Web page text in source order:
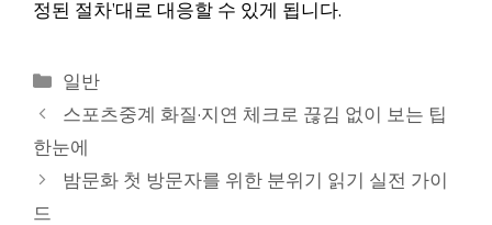
정된 절차’대로 대응할 수 있게 됩니다.
카
테
리
일반
스포츠중계 화질·지연 체크로 끊김 없이 보는 팁
한눈에
밤문화 첫 방문자를 위한 분위기 읽기 실전 가이
드